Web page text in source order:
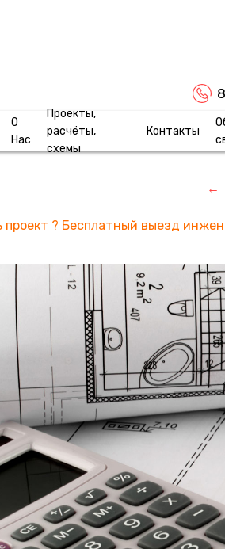
О
Нас
Проекты,
расчёты,
схемы
Контакты
←
проект ? Бесплатный выезд